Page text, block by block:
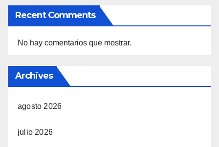
Recent Comments
No hay comentarios que mostrar.
Archives
agosto 2026
julio 2026